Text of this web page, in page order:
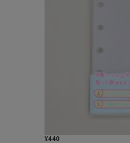
¥440